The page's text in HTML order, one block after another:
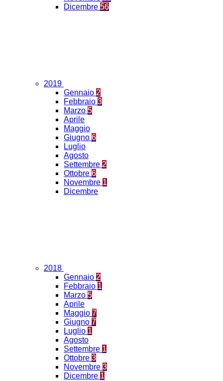
Dicembre 56
2019
Gennaio 2
Febbraio 3
Marzo 5
Aprile
Maggio
Giugno 6
Luglio
Agosto
Settembre 2
Ottobre 6
Novembre 1
Dicembre
2018
Gennaio 2
Febbraio 1
Marzo 5
Aprile
Maggio 7
Giugno 7
Luglio 1
Agosto
Settembre 1
Ottobre 3
Novembre 3
Dicembre 1